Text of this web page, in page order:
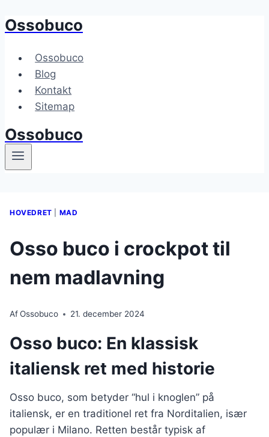
Fortsæt
indhold
Ossobuco
Ossobuco
Blog
Kontakt
Sitemap
Ossobuco
HOVEDRET MAD
Osso buco i crockpot til
nem madlavning
AfOssobuco 21. december 2024
Osso buco: En klassisk
italiensk ret med historie
Osso buco, som betyder “hul i knoglen” på
italiensk, er en traditionel ret fra Norditalien, især
populær i Milano. Retten består typisk af